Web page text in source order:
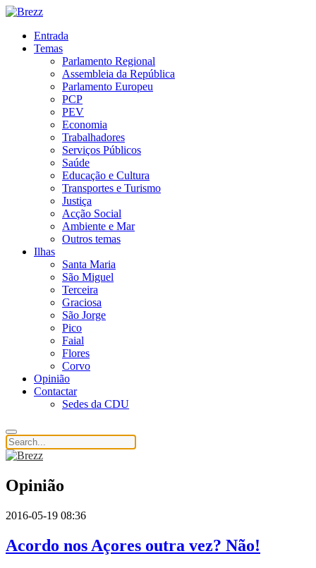
Entrada
Temas
Parlamento Regional
Assembleia da República
Parlamento Europeu
PCP
PEV
Economia
Trabalhadores
Serviços Públicos
Saúde
Educação e Cultura
Transportes e Turismo
Justiça
Acção Social
Ambiente e Mar
Outros temas
Ilhas
Santa Maria
São Miguel
Terceira
Graciosa
São Jorge
Pico
Faial
Flores
Corvo
Opinião
Contactar
Sedes da CDU
Opinião
2016-05-19 08:36
Acordo nos Açores outra vez? Não!